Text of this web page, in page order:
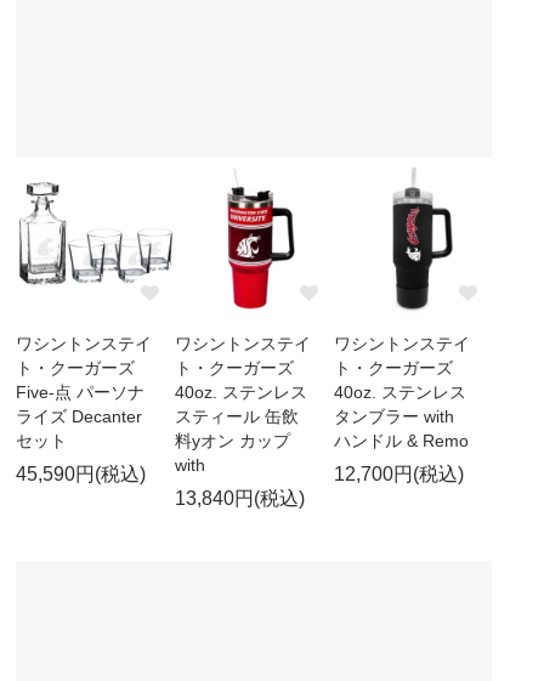
ワシントンステイ
ト・クーガーズ
Five-点 パーソナ
ライズ Decanter
セット
45,590円(税込)
ワシントンステイ
ト・クーガーズ
40oz. ステンレス
スティール 缶飲
料yオン カップ
with
13,840円(税込)
ワシントンステイ
ト・クーガーズ
40oz. ステンレス
タンブラー with
ハンドル & Remo
12,700円(税込)